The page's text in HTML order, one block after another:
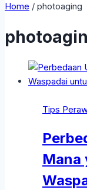
Home / photoaging
Tips
Mana